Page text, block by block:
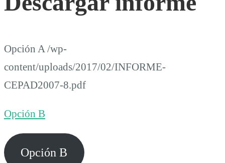
Opción A /wp-
content/uploads/2017/02/INFORME-
CEPAD2007-8.pdf
Opción B
Opción B